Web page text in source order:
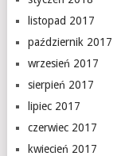
listopad 2017
październik 2017
wrzesień 2017
sierpień 2017
lipiec 2017
czerwiec 2017
kwiecień 2017